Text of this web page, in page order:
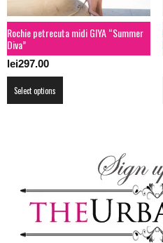
the
product
Rochie petrecuta midi GIYA “Summer
Diva”
lei297.00
Select options
product
may
be
chosen